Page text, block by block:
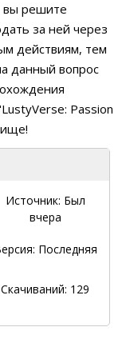
вы решите
за ней через
действиям, тем
данный вопрос
Passion
Источник: Был
вчера
Последняя
Скачиваний: 129